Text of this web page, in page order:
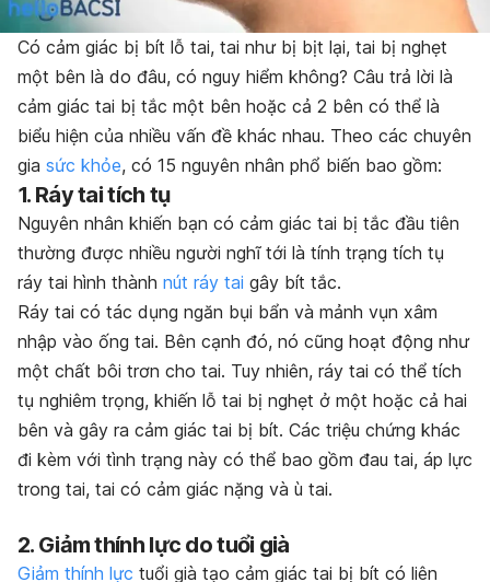
Có cảm giác bị bít lỗ tai, tai như bị bịt lại, tai bị nghẹt
một bên là do đâu, có nguy hiểm không? Câu trả lời là
cảm giác tai bị tắc một bên hoặc cả 2 bên có thể là
biểu hiện của nhiều vấn đề khác nhau. Theo các chuyên
gia sức khỏe, có 15 nguyên nhân phổ biến bao gồm:
1. Ráy tai tích tụ
Nguyên nhân khiến bạn có cảm giác tai bị tắc đầu tiên
thường được nhiều người nghĩ tới là tính trạng tích tụ
ráy tai hình thành nút ráy tai gây bít tắc.
Ráy tai có tác dụng ngăn bụi bẩn và mảnh vụn xâm
nhập vào ống tai. Bên cạnh đó, nó cũng hoạt động như
một chất bôi trơn cho tai. Tuy nhiên, ráy tai có thể tích
tụ nghiêm trọng, khiến lỗ tai bị nghẹt ở một hoặc cả hai
bên và gây ra cảm giác tai bị bít. Các triệu chứng khác
đi kèm với tình trạng này có thể bao gồm đau tai, áp lực
trong tai, tai có cảm giác nặng và ù tai.
2. Giảm thính lực do tuổi già
Giảm thính lực tuổi già tạo cảm giác tai bị bít có liên